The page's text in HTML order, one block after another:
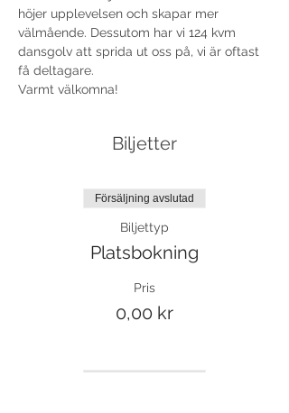
höjer upplevelsen och skapar mer
välmående. Dessutom har vi 124 kvm
dansgolv att sprida ut oss på, vi är oftast
få deltagare.
Varmt välkomna!
Biljetter
Försäljning avslutad
Biljettyp
Platsbokning
Pris
0,00 kr